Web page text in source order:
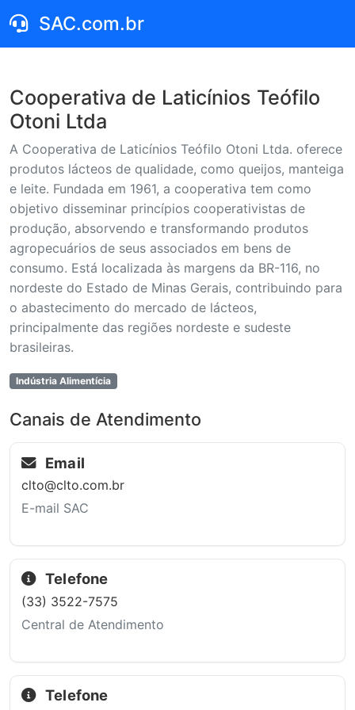
SAC.com.br
Cooperativa de Laticínios Teófilo
Otoni Ltda
A Cooperativa de Laticínios Teófilo Otoni Ltda. oferece
produtos lácteos de qualidade, como queijos, manteiga
e leite. Fundada em 1961, a cooperativa tem como
objetivo disseminar princípios cooperativistas de
produção, absorvendo e transformando produtos
agropecuários de seus associados em bens de
consumo. Está localizada às margens da BR-116, no
nordeste do Estado de Minas Gerais, contribuindo para
o abastecimento do mercado de lácteos,
principalmente das regiões nordeste e sudeste
brasileiras.
Indústria Alimentícia
Canais de Atendimento
Email
clto@clto.com.br
E-mail SAC
Telefone
(33) 3522-7575
Central de Atendimento
Telefone